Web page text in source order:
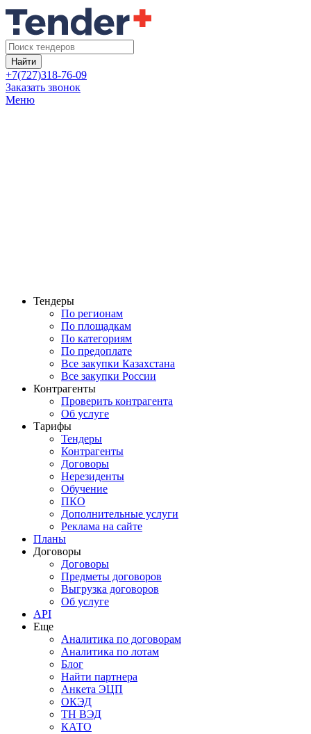
Найти
+7(727)318-76-09
Заказать звонок
Меню
Тендеры
По регионам
По площадкам
По категориям
По предоплате
Все закупки Казахстана
Все закупки России
Контрагенты
Проверить контрагента
Об услуге
Тарифы
Тендеры
Контрагенты
Договоры
Нерезиденты
Обучение
ПКО
Дополнительные услуги
Реклама на сайте
Планы
Договоры
Договоры
Предметы договоров
Выгрузка договоров
Об услуге
API
Еще
Аналитика по договорам
Аналитика по лотам
Блог
Найти партнера
Анкета ЭЦП
ОКЭД
ТН ВЭД
КАТО